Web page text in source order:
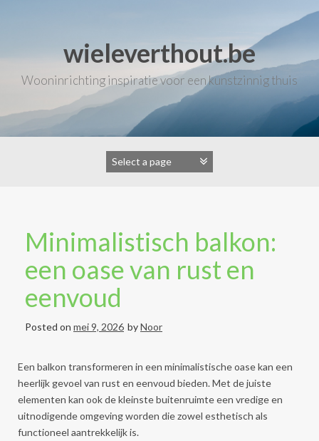
wieleverthout.be
Wooninrichting inspiratie voor een kunstzinnig thuis
Minimalistisch balkon:
een oase van rust en
eenvoud
Posted on mei 9, 2026 byNoor
Een balkon transformeren in een minimalistische oase kan een
heerlijk gevoel van rust en eenvoud bieden. Met de juiste
elementen kan ook de kleinste buitenruimte een vredige en
uitnodigende omgeving worden die zowel esthetisch als
functioneel aantrekkelijk is.